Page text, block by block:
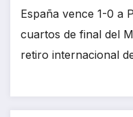
España vence 1-0 a
cuartos de final del
retiro internacional